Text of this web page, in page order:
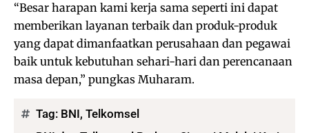
“Besar harapan kami kerja sama seperti ini dapat
memberikan layanan terbaik dan produk-produk
yang dapat dimanfaatkan perusahaan dan pegawai
baik untuk kebutuhan sehari-hari dan perencanaan
masa depan,” pungkas Muharam.
Tag: BNI, Telkomsel